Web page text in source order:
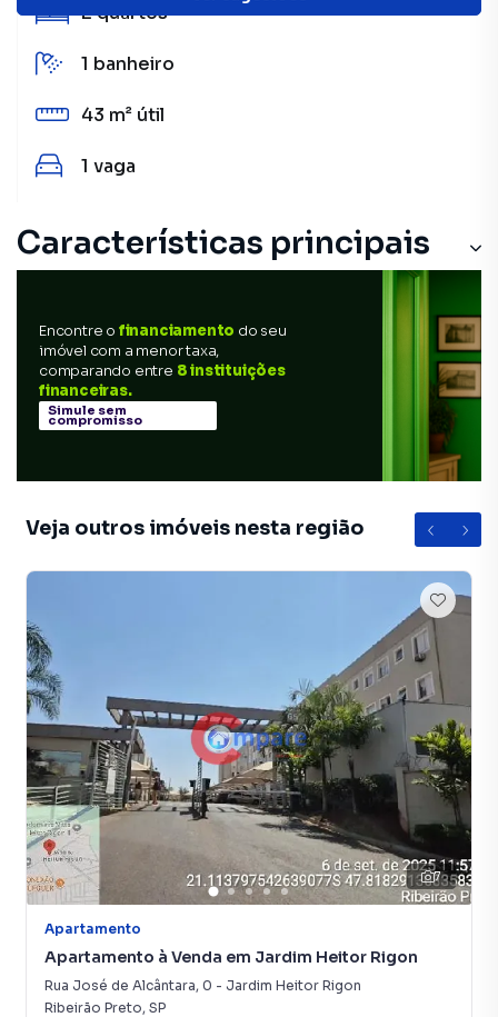
2quartos
1 banheiro
43 m² útil
1 vaga
Características principais
Encontre o financiamento do seu
imóvel com a menor taxa,
comparando entre 8 instituições
financeiras.
Simule sem
compromisso
Veja outros imóveis nesta região
7
Apartamento
Apartamento à Venda em Jardim Heitor Rigon
Rua José de Alcântara, 0 - Jardim Heitor Rigon
Ribeirão Preto, SP